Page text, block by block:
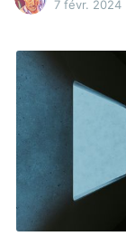
Bloch
7 févr. 2024